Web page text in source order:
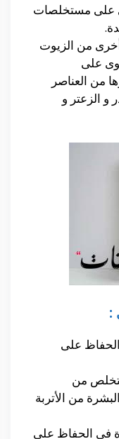
على مستخلصات
من الزيوت
على
من العناصر
و الزعتر و
:
على
من
من الأتربة
فى الحفاظ على